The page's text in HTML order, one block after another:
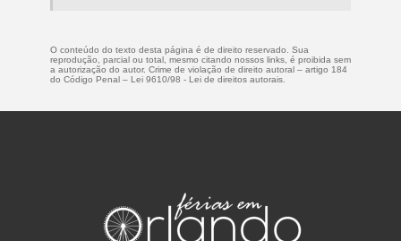
O conteúdo do texto desta página é de direito reservado. Sua
reprodução, parcial ou total, mesmo citando nossos links, é proibida sem
a autorização do autor. Crime de violação de direito autoral – artigo 184
do Código Penal – Lei 9610/98 - Lei de direitos autorais